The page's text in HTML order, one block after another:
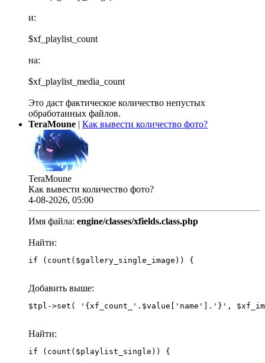
и:
$xf_playlist_count
на:
$xf_playlist_media_count
Это даст фактическое количество непустых
обработанных файлов.
TeraMoune | Как вывести количество фото?
TeraMoune
Как вывести количество фото?
4-08-2026, 05:00
Имя файла: engine/classes/xfields.class.php
Найти:
if (count($gallery_single_image)) {
Добавить выше:
Найти:
if (count($playlist_single)) {